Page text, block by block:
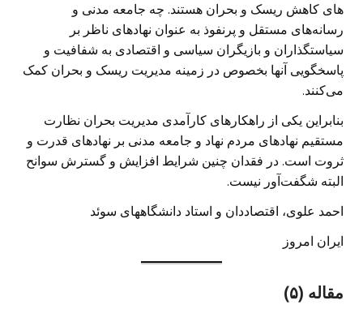
های کاهش ریسک و بحران هستند. چه جامعه مدنی و
رسانه‌های مستقل و پرنفوذ به عنوان نهادهای ناظر بر
سیاستگذاران و بازیگران سیاسی و اقتصادی به شفافیت و
پاسخگویی آنها بخصوص در زمینه مدیریت ریسک و بحران کمک
می‌کنند.
بنابراین یکی از راهکارهای کارآمدی مدیریت بحران نظارت
مستقیم نهادهای مردم نهاد و جامعه مدنی بر نهادهای قدرت و
ثروت است. در فقدان چنین شرایط افزایش و گسترش سوانح
البته شگفت‌آور نیست.
احمد علوی، اقتصاددان و استاد دانشگاههای سوئد
ایران امروز
مقاله (۵)